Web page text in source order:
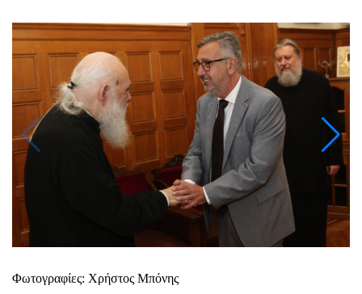
Φωτογραφίες: Χρήστος Μπόνης